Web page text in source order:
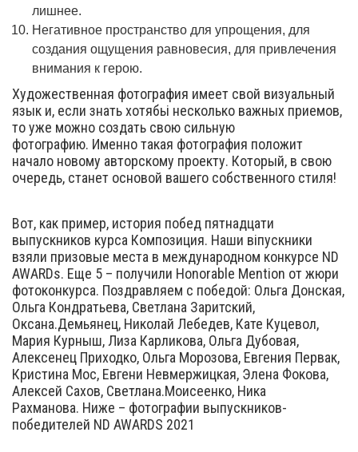
лишнее.
Негативное пространство для упрощения, для
создания ощущения равновесия, для привлечения
внимания к герою.
Художественная фотография имеет свой визуальный
язык и, если знать хотябьі несколько важных приемов,
то уже можно создать свою сильную
фотографию. Именно такая фотография положит
начало новому авторскому проекту. Который, в свою
очередь, станет основой вашего собственного стиля!
Вот, как пример, история побед пятнадцати
выпускников курса Композиция. Наши віпускники
взяли призовые места в международном конкурсе ND
AWARDs. Еще 5 – получили Honorable Mention от жюри
фотоконкурса. Поздравляем с победой: Ольга Донская,
Ольга Кондратьева, Светлана Заритский,
Оксана.Демьянец, Николай Лебедев, Кате Куцевол,
Мария Курныш, Лиза Карликова, Ольга Дубовая,
Алексенец Приходко, Ольга Морозова, Евгения Первак,
Кристина Мос, Евгени Невмержицкая, Элена Фокова,
Алексей Сахов, Светлана.Моисеенко, Ника
Рахманова. Ниже – фотографии выпускников-
победителей ND AWARDS 2021